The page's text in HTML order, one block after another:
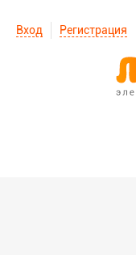
Вход Регистрация